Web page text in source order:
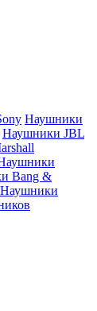
Наушники
Наушники JBL
Bang &
Наушники